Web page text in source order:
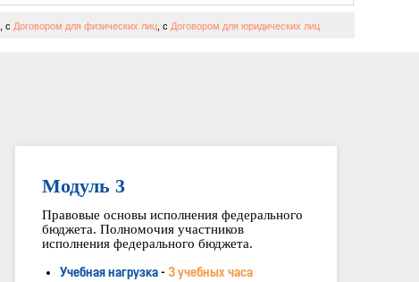
, с Договором для физических лиц , с Договором для юридических лиц
Модуль 3
Правовые основы исполнения федерального
бюджета. Полномочия участников
исполнения федерального бюджета.
Учебная нагрузка- 3 учебных часа